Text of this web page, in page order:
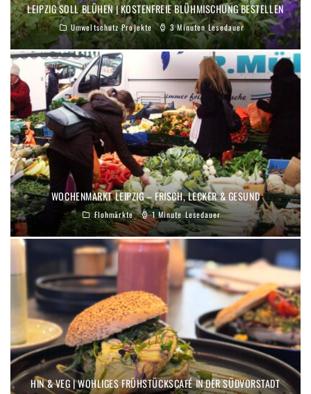
LEIPZIG SOLL BLÜHEN | KOSTENFREIE BLÜHMISCHUNG BESTELLEN
Umweltschutz Projekte 3 Minuten Lesedauer
WOCHENMARKT LEIPZIG – FRISCH, LECKER & GESUND
Flohmärkte 1 Minute Lesedauer
HIN & VEG | WOHLIGES FRÜHSTÜCKSCAFÉ IN DER SÜDVORSTADT